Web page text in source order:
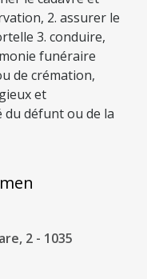
2. assurer le
3. conduire,
funéraire
de crémation,
et
défunt ou de la
2 - 1035